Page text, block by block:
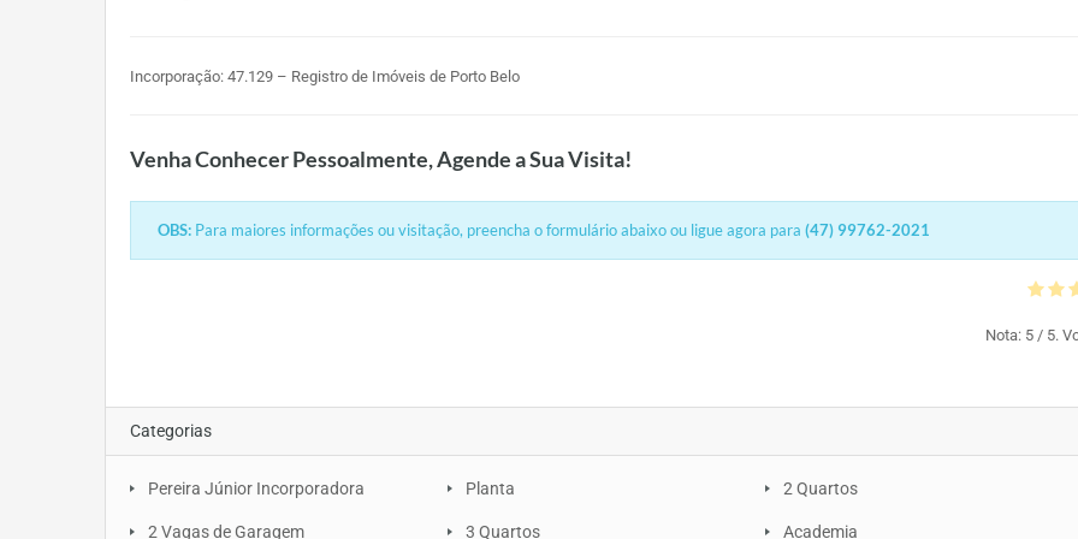
Incorporação: 47.129 – Registro de Imóveis de Porto Belo
Venha Conhecer Pessoalmente, Agende a Sua Visita!
OBS: Para maiores informações ou visitação, preencha o formulário abaixo ou ligue agora para (47) 99762-2021
Nota: 5 / 5.
Categorias
Pereira Júnior Incorporadora Planta 2 Quartos
2 Vagas de Garagem 3 Quartos Academia